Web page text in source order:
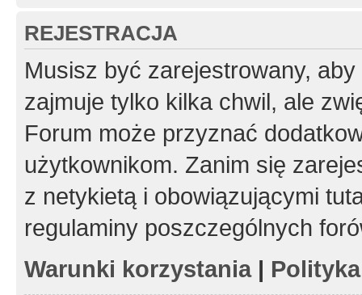
REJESTRACJA
Musisz być zarejestrowany,
zajmuje tylko kilka chwil, ale
Forum może przyznać
użytkownikom. Zanim się
z netykietą i obowiązującymi
regulaminy poszczególnych
Warunki korzystania|